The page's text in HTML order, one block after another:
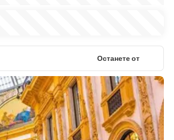
Останете от